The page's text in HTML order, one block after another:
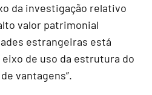
da investigação relativo
valor patrimonial
estrangeiras está
de uso da estrutura do
vantagens”.